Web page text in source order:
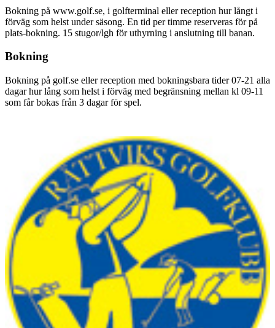
Bokning på www.golf.se, i golfterminal eller reception hur långt i
förväg som helst under säsong. En tid per timme reserveras för på
plats-bokning. 15 stugor/lgh för uthyrning i anslutning till banan.
Bokning
Bokning på golf.se eller reception med bokningsbara tider 07-21 alla
dagar hur lång som helst i förväg med begränsning mellan kl 09-11
som får bokas från 3 dagar för spel.